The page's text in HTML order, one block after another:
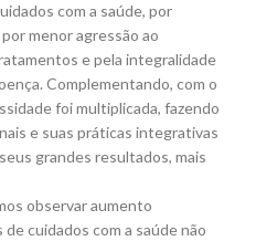
com a saúde, por
menor agressão ao
e pela integralidade
Complementando, com o
foi multiplicada, fazendo
e suas práticas integrativas
grandes resultados, mais
observar aumento
cuidados com a saúde não